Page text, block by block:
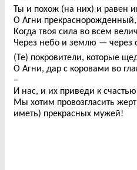
Ты и похож (на них) и равен
О Агни
Когда твоя сила во всем
Через небо и землю — через
(Те) покровители, которые
О Агни, дар с коровами во
–
И нас, и их приведи к
Мы хотим провозгласить
иметь) прекрасных мужей!